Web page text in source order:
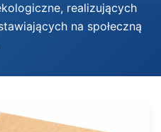
realizujących
na społeczną